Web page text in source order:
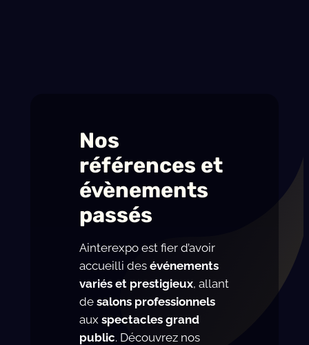
Nos
références et
évènements
passés
Ainterexpo est fier d’avoir
accueilli desévénements
variés et prestigieux, allant
desalons professionnels
auxspectacles grand
public. Découvrez nos